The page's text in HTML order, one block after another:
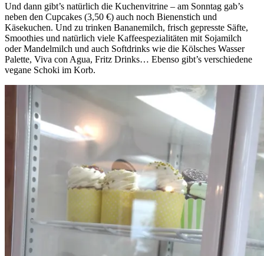
Und dann gibt’s natürlich die Kuchenvitrine – am Sonntag gab’s
neben den Cupcakes (3,50 €) auch noch Bienenstich und
Käsekuchen. Und zu trinken Bananemilch, frisch gepresste Säfte,
Smoothies und natürlich viele Kaffeespezialitäten mit Sojamilch
oder Mandelmilch und auch Softdrinks wie die Kölsches Wasser
Palette, Viva con Agua, Fritz Drinks… Ebenso gibt’s verschiedene
vegane Schoki im Korb.